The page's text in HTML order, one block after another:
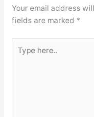
Your email address
fields are marked *
here..